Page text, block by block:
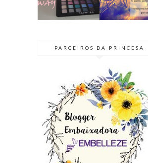
PARCEIROS DA PRINCESA